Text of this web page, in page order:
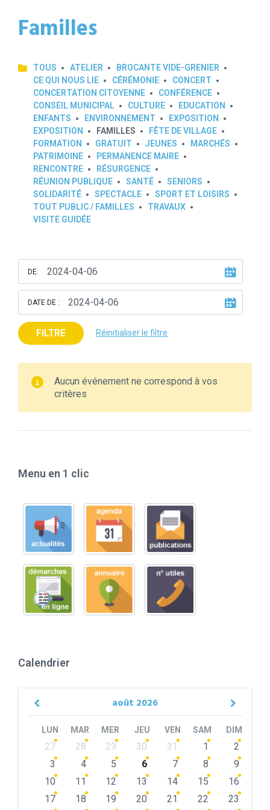
Familles
TOUS ATELIER
BROCANTE VIDE-GRENIER
CE QUI NOUS LIE
CÉRÉMONIE
CONCERT
CONCERTATION CITOYENNE
CONFÉRENCE
CONSEIL MUNICIPAL
CULTURE
EDUCATION
ENFANTS
ENVIRONNEMENT
EXPOSITION
EXPOSITION
FAMILLES
FÊTE DE VILLAGE
FORMATION
GRATUIT JEUNES
MARCHÉS
PATRIMOINE
PERMANENCE MAIRE
RENCONTRE
RÉSURGENCE
RÉUNION PUBLIQUE
SANTÉ
SENIORS
SOLIDARITÉ
SPECTACLE
SPORT ET LOISIRS
TOUT PUBLIC / FAMILLES
TRAVAUX
VISITE GUIDÉE
DE:
DATE DE :
FILTRE Réinitialiser le filtre
Aucun événement ne correspond à vos
critères
Menu en 1 clic
Calendrier
août 2026
Previous
LUN MAR MER JEU VEN SAM DIM
Skip
calendar
27 28 29 30 31 1
2
3
4 5 6 7 8
9
10
11 12 13 14 15
16
17
18 19 20 21 22
23